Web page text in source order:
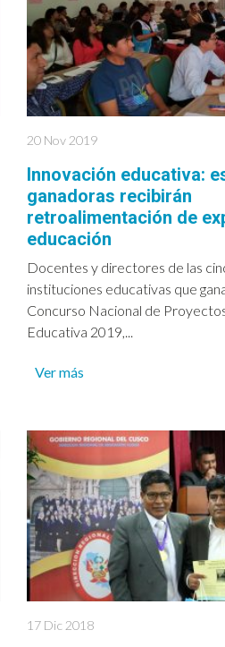
20 Nov 2019
Innovación educativa:
ganadoras recibirán
retroalimentación de
educación
Docentes y directores de las
instituciones educativas que
Concurso Nacional de
Educativa 2019,...
Ver más
17 Dic 2018